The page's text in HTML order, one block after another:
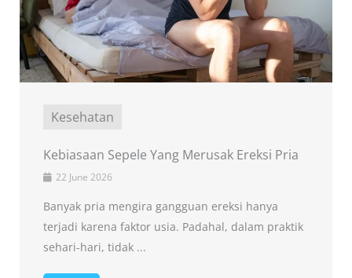
Kesehatan
Kebiasaan Sepele Yang Merusak Ereksi Pria
22 June 2026
Banyak pria mengira gangguan ereksi hanya
terjadi karena faktor usia. Padahal, dalam praktik
sehari-hari, tidak ...